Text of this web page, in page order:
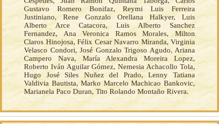
Gustavo Romero Bonifaz, Reymi Luis Ferreira
Justiniano, Rene Gonzalo Orellana Halkyer, Luis
Alberto Arce Catacora, Luis Alberto Sanchez
Fernandez, Ana Veronica Ramos Morales, Milton
Claros Hinojosa, Félix Cesar Navarro Miranda, Virginia
Velasco Condori, José Gonzalo Trigoso Agudo, Ariana
Campero Nava, María Alexandra Moreira Lopez,
Roberto Iván Aguilar Gómez, Nemesia Achacollo Tola,
Hugo José Siles Nuñez del Prado, Lenny Tatiana
Valdivia Bautista, Marko Marcelo Machicao Bankovic,
Marianela Paco Duran, Tito Rolando Montaño Rivera.